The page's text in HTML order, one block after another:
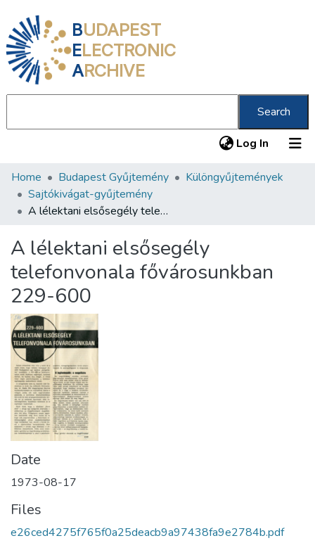
BUDAPEST
ELECTRONIC
ARCHIVE
Search
Log In (current)
Communities & Collections
All of DSpace
About us
Home Budapest Gyűjtemény
Különgyűjtemények
Sajtókivágat-gyűjtemény
A lélektani elsősegély telefonvonala fővárosunkban 229-600
A lélektani elsősegély
telefonvonala fővárosunkban
229-600
Date
1973-08-17
Files
e26ced4275f765f0a25deacb9a97438fa9e2784b.pdf